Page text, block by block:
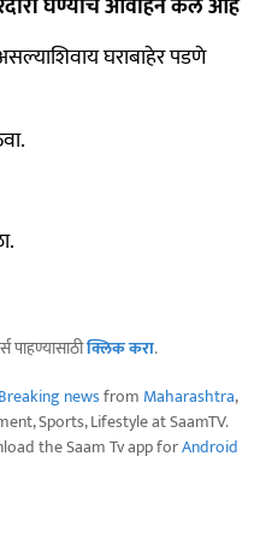
घराबाहेर पडणे
पाहण्यासाठीक्लिक करा.
Breaking newsfrom Maharashtra,
Sports, Lifestyle at SaamTV.
the Saam Tv app forAndroid